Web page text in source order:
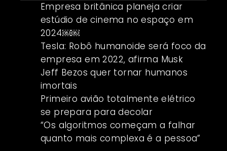
Empresa britânica planeja criar
estúdio de cinema no espaço em
2024￼￼
Tesla: Robô humanoide será foco da
empresa em 2022, afirma Musk
Jeff Bezos quer tornar humanos
imortais
Primeiro avião totalmente elétrico
se prepara para decolar
“Os algoritmos começam a falhar
quanto mais complexa é a pessoa”